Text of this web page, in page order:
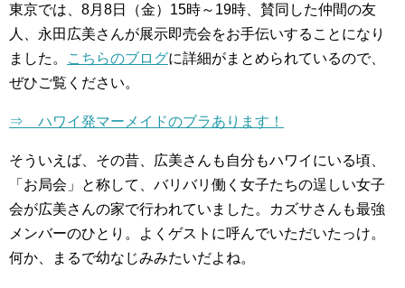
東京では、8月8日（金）15時～19時、賛同した仲間の友
人、永田広美さんが展示即売会をお手伝いすることになり
ました。
こちらのブログに詳細がまとめられているので、
ぜひご覧ください。
⇒ ハワイ発マーメイドのブラあります！
そういえば、その昔、広美さんも自分もハワイにいる頃、
「お局会」と称して、バリバリ働く女子たちの逞しい女子
会が広美さんの家で行われていました。カズサさんも最強
メンバーのひとり。よくゲストに呼んでいただいたっけ。
何か、まるで幼なじみみたいだよね。